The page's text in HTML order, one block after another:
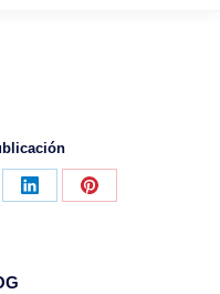
CompartirCompartir